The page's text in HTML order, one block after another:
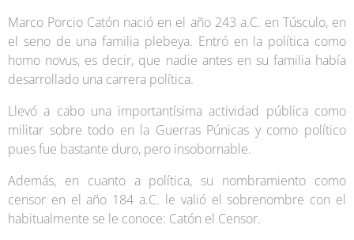
Marco Porcio Catón nació en el año 243 a.C. en Túsculo, en
el seno de una familia plebeya. Entró en la política como
homo novus, es decir, que nadie antes en su familia había
desarrollado una carrera política.
Llevó a cabo una importantísima actividad pública como
militar sobre todo en la Guerras Púnicas y como político
pues fue bastante duro, pero insobornable.
Además, en cuanto a política, su nombramiento como
censor en el año 184 a.C. le valió el sobrenombre con el
habitualmente se le conoce: Catón el Censor.